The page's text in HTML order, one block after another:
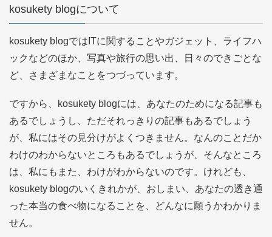
ド
ス
kosukety blogについて
kosukety blogではITに関することやガジェット、ライフハ
ックなどのほか、写真や旅行の思い出、日々のできごとな
ど、さまざまなことをつづっています。
ですから、kosukety blogには、あなたのためになる記事も
あるでしょうし、ただそれっきりの記事もあるでしょう
が、私にはその見分けがよくつきません。なんのことだか
わけのわからないところもあるでしょうが、そんなところ
は、私にもまた、わけがわからないのです。けれども、
kosukety blogのいくきれかが、おしまい、あなたの透き通
った本当の食べ物になることを、どんなに願うかわかりま
せん。